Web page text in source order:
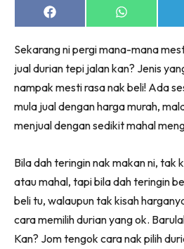
Share
on
Share
on
Sekarang ni pergi mana-mana
jual durian tepi jalan kan? Jenis
nampak mesti rasa nak beli! Ada
mula jual dengan harga murah,
menjual dengan sedikit mahal
Bila dah teringin nak makan ni, tak
atau mahal, tapi bila dah teringin
beli tu, walaupun tak kisah
cara memilih durian yang ok.
Kan? Jom tengok cara nak pilih